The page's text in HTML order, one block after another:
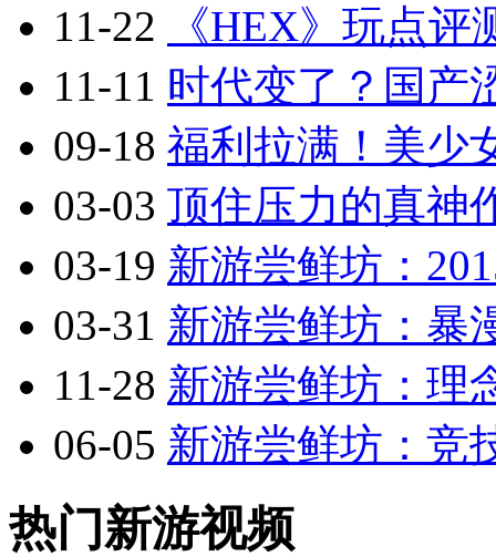
11-22
《HEX》玩点
11-11 时代变了？国产
09-18 福利拉满！美少
03-03 顶住压力的真神
03-19 新游尝鲜坊：
03-31 新游尝鲜坊：暴
11-28 新游尝鲜坊：理
06-05 新游尝鲜坊：竞
热门新游视频